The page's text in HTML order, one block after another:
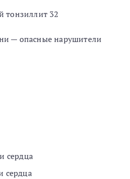
тонзиллит 32
— опасные нарушители
сердца
сердца